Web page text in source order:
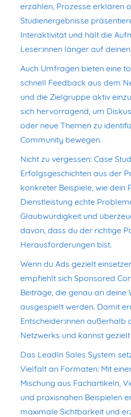
erzählen, Prozesse erklären
Studienergebnisse
Interaktivität und hält die
Leser:innen länger auf
Auch Umfragen bieten eine
schnell Feedback aus dem
und die Zielgruppe aktiv
sich hervorragend, um
oder neue Themen zu
Community bewegen.
Nicht zu vergessen: Case
Erfolgsgeschichten aus der
konkreter Beispiele, wie dein
Dienstleistung echte
Glaubwürdigkeit und
davon, dass du der richtige
Herausforderungen bist.
Wenn du Ads gezielt
empfiehlt sich Sponsored
Beiträge, die genau an deine
ausgespielt werden. Damit
Entscheider:innen außerhalb
Netzwerks und kannst
Das LeadIn Sales System
Vielfalt an Formaten: Mit
Mischung aus Fachartikeln,
und praxisnahen Beispielen
maximale Sichtbarkeit und